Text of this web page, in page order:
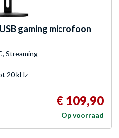
gaming microfoon
Streaming
20 kHz
€ 109,90
Op voorraad